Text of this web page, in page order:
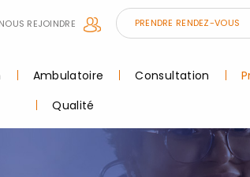
NOUS REJOINDRE PRENDRE RENDEZ-VOUS
Ambulatoire Consultation
Qualité